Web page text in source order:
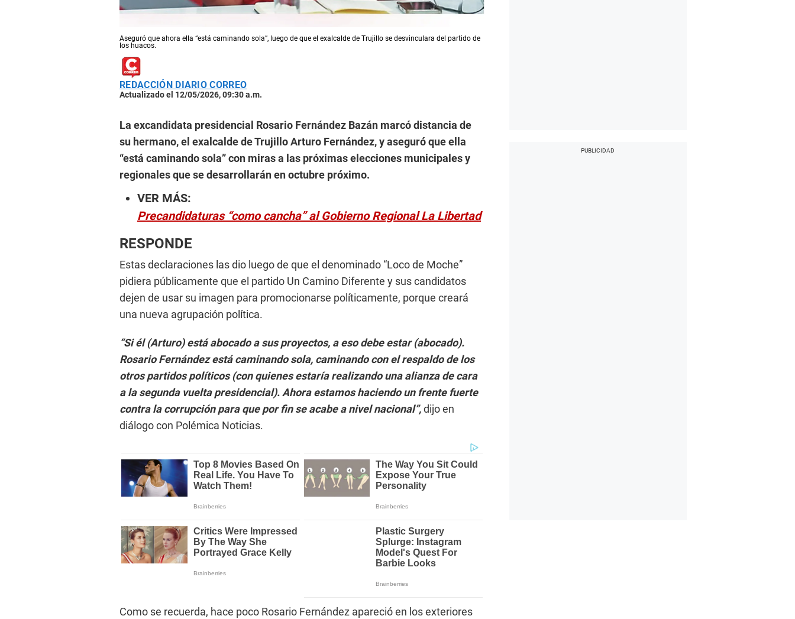
Aseguró que ahora ella “está caminando sola”, luego de que el exalcalde de Trujillo se desvinculara del partido de
los huacos.
REDACCIÓN DIARIO CORREO
Actualizado el 12/05/2026, 09:30 a.m.
La excandidata presidencial Rosario Fernández Bazán marcó distancia de
su hermano, el exalcalde de Trujillo Arturo Fernández, y aseguró que ella
“está caminando sola” con miras a las próximas elecciones municipales y
regionales que se desarrollarán en octubre próximo.
VER MÁS:
Precandidaturas “como cancha” al Gobierno Regional La Libertad
RESPONDE
Estas declaraciones las dio luego de que el denominado “Loco de Moche”
pidiera públicamente que el partido Un Camino Diferente y sus candidatos
dejen de usar su imagen para promocionarse políticamente, porque creará
una nueva agrupación política.
“Si él (Arturo) está abocado a sus proyectos, a eso debe estar (abocado).
Rosario Fernández está caminando sola, caminando con el respaldo de los
otros partidos políticos (con quienes estaría realizando una alianza de cara
a la segunda vuelta presidencial). Ahora estamos haciendo un frente fuerte
contra la corrupción para que por fin se acabe a nivel nacional”,dijo en
diálogo con Polémica Noticias.
Como se recuerda, hace poco Rosario Fernández apareció en los exteriores